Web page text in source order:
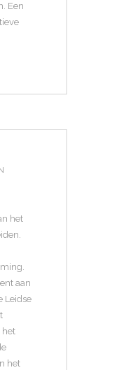
Een
het
aan
Leidse
het
het